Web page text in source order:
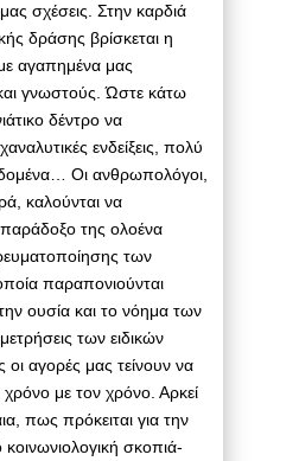
σχέσεις. Στην καρδιά
δράσης βρίσκεται η
αγαπημένα μας
γνωστούς. Ώστε κάτω
δέντρο να
ενδείξεις, πολύ
Οι ανθρωπολόγοι,
καλούνται να
της ολοένα
των
παραπονιούνται
ουσία και το νόημα των
των ειδικών
αγορές μας τείνουν να
με τον χρόνο. Αρκεί
πως πρόκειται για την
σκοπιά-